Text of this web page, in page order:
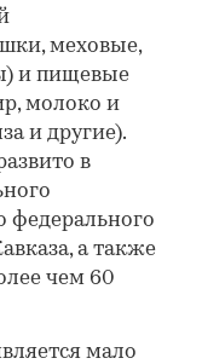
меховые,
и пищевые
молоко и
и другие).
в
федерального
а также
чем 60
мало